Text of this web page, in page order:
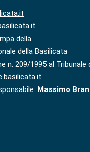
della
della Basilicata
n. 209/1995 al Tribunale
Massimo